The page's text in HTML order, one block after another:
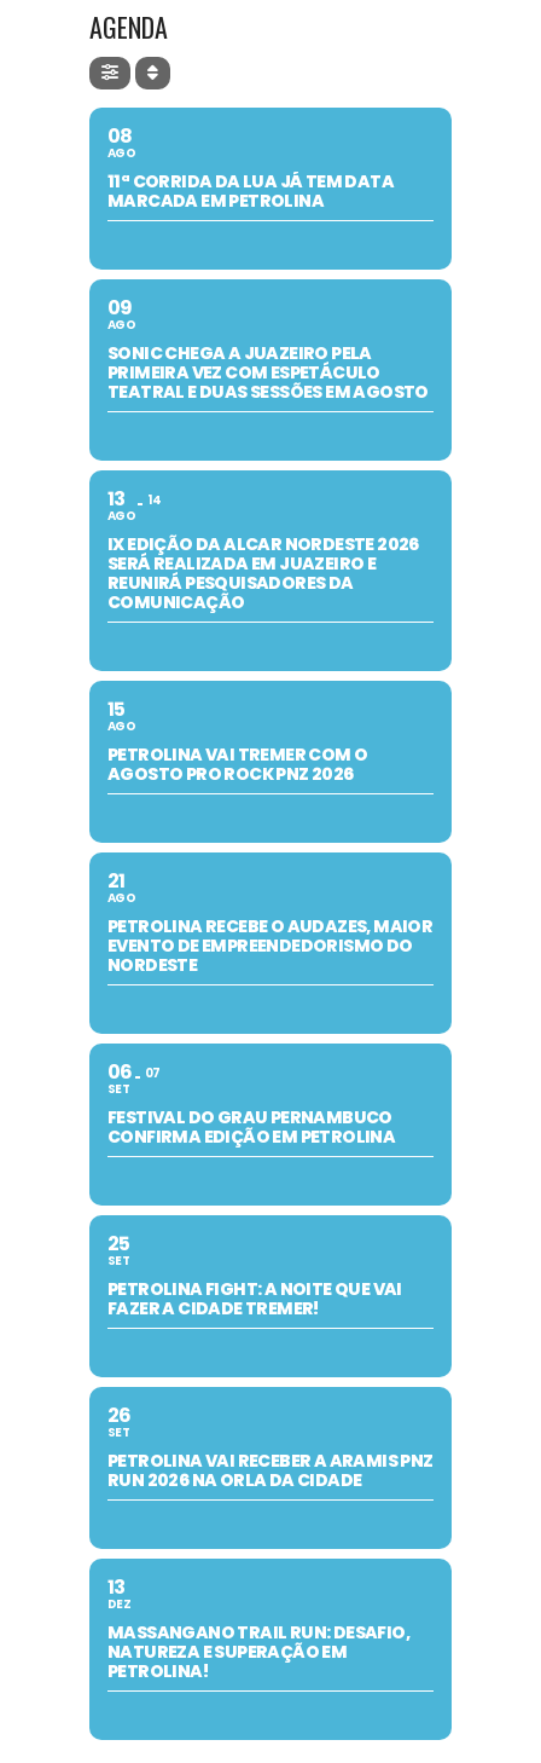
AGENDA
08
AGO
11ª CORRIDA DA LUA JÁ TEM DATA
MARCADA EM PETROLINA
09
AGO
SONIC CHEGA A JUAZEIRO PELA
PRIMEIRA VEZ COM ESPETÁCULO
TEATRAL E DUAS SESSÕES EM AGOSTO
13
AGO
14
IX EDIÇÃO DA ALCAR NORDESTE 2026
SERÁ REALIZADA EM JUAZEIRO E
REUNIRÁ PESQUISADORES DA
COMUNICAÇÃO
15
AGO
PETROLINA VAI TREMER COM O
AGOSTO PRO ROCK PNZ 2026
21
AGO
PETROLINA RECEBE O AUDAZES, MAIOR
EVENTO DE EMPREENDEDORISMO DO
NORDESTE
06
SET
07
FESTIVAL DO GRAU PERNAMBUCO
CONFIRMA EDIÇÃO EM PETROLINA
25
SET
PETROLINA FIGHT: A NOITE QUE VAI
FAZER A CIDADE TREMER!
26
SET
PETROLINA VAI RECEBER A ARAMIS PNZ
RUN 2026 NA ORLA DA CIDADE
13
DEZ
MASSANGANO TRAIL RUN: DESAFIO,
NATUREZA E SUPERAÇÃO EM
PETROLINA!